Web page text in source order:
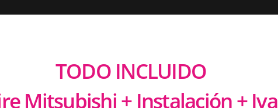
TODO INCLUIDO
Mitsubishi + Instalación + Iva